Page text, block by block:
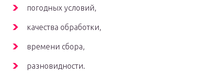
погодных условий,
качества обработки,
времени сбора,
разновидности.